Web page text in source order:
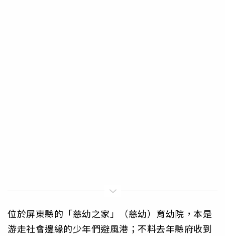
位於屏東縣的「慈幼之家」（慈幼）育幼院，本是
游走社會邊緣的少年們避風港；不料去年縣府收到